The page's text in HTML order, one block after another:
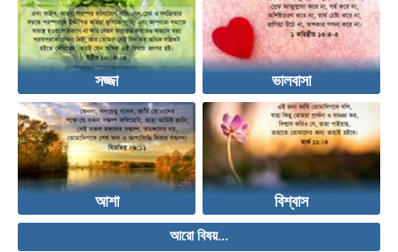
সজ্জা ভালবাসা
আশা বিশ্বাস
আরো বিষয়...